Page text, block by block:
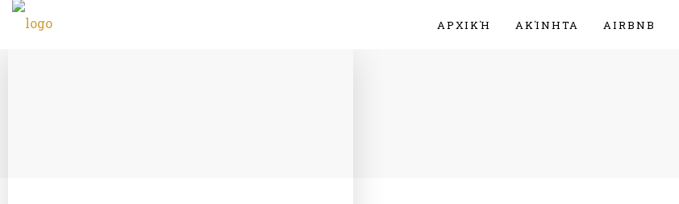
ΑΡΧΙΚΉ ΑΚΊΝΗΤΑ AIRBNB